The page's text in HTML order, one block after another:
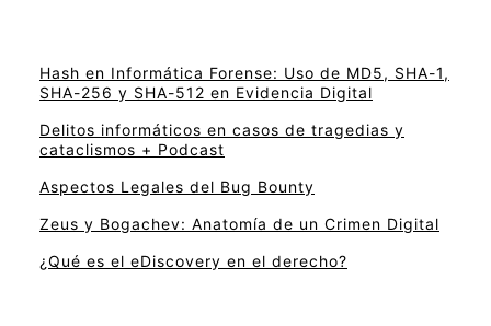
Hash en Informática Forense: Uso de MD5, SHA-1,
SHA-256 y SHA-512 en Evidencia Digital
Delitos informáticos en casos de tragedias y
cataclismos + Podcast
Aspectos Legales del Bug Bounty
Zeus y Bogachev: Anatomía de un Crimen Digital
¿Qué es el eDiscovery en el derecho?